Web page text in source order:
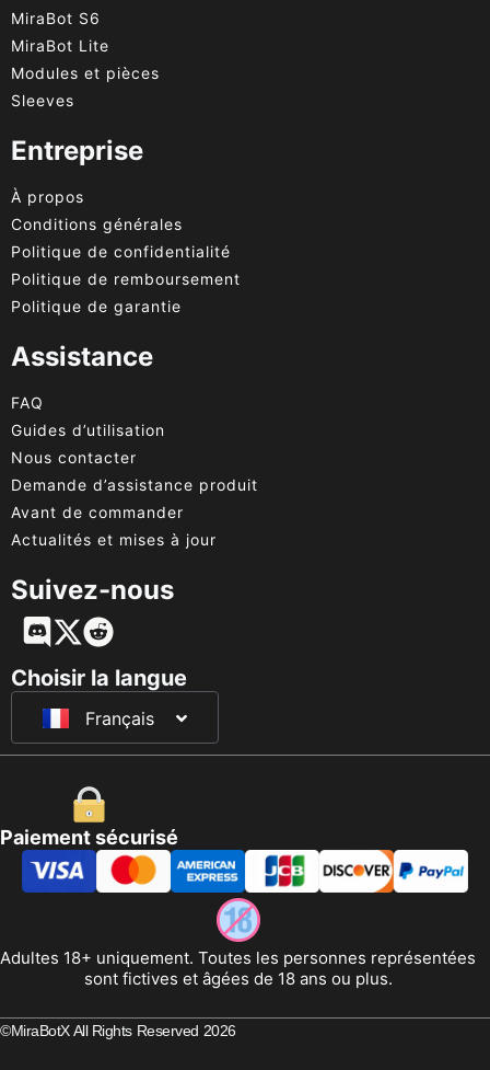
MiraBot S6
MiraBot Lite
Modules et pièces
Sleeves
Entreprise
À propos
Conditions générales
Politique de confidentialité
Politique de remboursement
Politique de garantie
Assistance
FAQ
Guides d’utilisation
Nous contacter
Demande d’assistance produit
Avant de commander
Actualités et mises à jour
Suivez-nous
Choisir la langue
Français
English
Deutsch
日本語
Paiement sécurisé
Adultes 18+ uniquement. Toutes les personnes représentées
sont fictives et âgées de 18 ans ou plus.
©MiraBotX All Rights Reserved 2026